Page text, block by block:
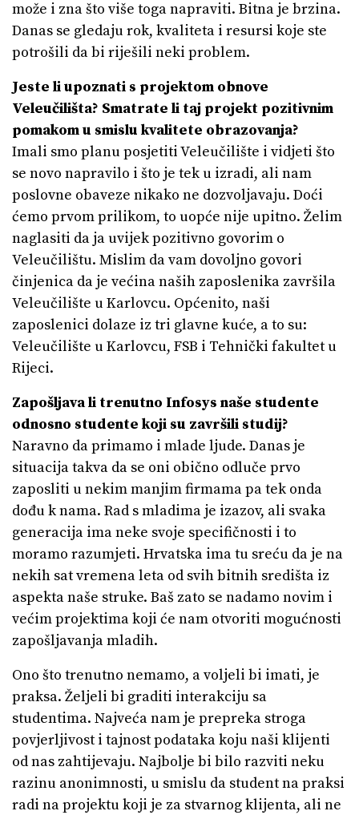
može i zna što više toga napraviti. Bitna je brzina.
Danas se gledaju rok, kvaliteta i resursi koje ste
potrošili da bi riješili neki problem.
Jeste li upoznati s projektom obnove
Veleučilišta? Smatrate li taj projekt pozitivnim
pomakom u smislu kvalitete obrazovanja?
Imali smo planu posjetiti Veleučilište i vidjeti što
se novo napravilo i što je tek u izradi, ali nam
poslovne obaveze nikako ne dozvoljavaju. Doći
ćemo prvom prilikom, to uopće nije upitno. Želim
naglasiti da ja uvijek pozitivno govorim o
Veleučilištu. Mislim da vam dovoljno govori
činjenica da je većina naših zaposlenika završila
Veleučilište u Karlovcu. Općenito, naši
zaposlenici dolaze iz tri glavne kuće, a to su:
Veleučilište u Karlovcu, FSB i Tehnički fakultet u
Rijeci.
Zapošljava li trenutno Infosys naše studente
odnosno studente koji su završili studij?
Naravno da primamo i mlade ljude. Danas je
situacija takva da se oni obično odluče prvo
zaposliti u nekim manjim firmama pa tek onda
dođu k nama. Rad s mladima je izazov, ali svaka
generacija ima neke svoje specifičnosti i to
moramo razumjeti. Hrvatska ima tu sreću da je na
nekih sat vremena leta od svih bitnih središta iz
aspekta naše struke. Baš zato se nadamo novim i
većim projektima koji će nam otvoriti mogućnosti
zapošljavanja mladih.
Ono što trenutno nemamo, a voljeli bi imati, je
praksa. Željeli bi graditi interakciju sa
studentima. Najveća nam je prepreka stroga
povjerljivost i tajnost podataka koju naši klijenti
od nas zahtijevaju. Najbolje bi bilo razviti neku
razinu anonimnosti, u smislu da student na praksi
radi na projektu koji je za stvarnog klijenta, ali ne